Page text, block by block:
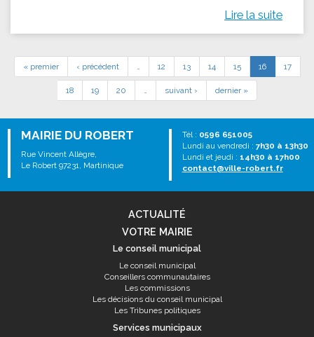
Lire la suite
« premier ‹ précédent … 12 13 14 15 16 17
18 19 20 … suivant › dernier »
MAIRIE DU ROBERT
Rue Vincent Allègre,
Le Robert 97231, Martinique
Tél : 0596 651005
Lundi au vendredi : 7h30 à 13h30
Lundi et jeudi : 14h30 à 17h00
contact@ville-robert.fr
ACTUALITÉ
VOTRE MAIRIE
Le conseil municipal
Le conseil municipal
Conseillers communautaires
Les commissions
Les décisions du conseil municipal
Les Tribunes politiques
Services municipaux